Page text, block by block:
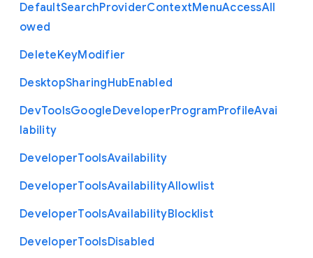
DefaultSearchProviderContextMenuAccessAll
owed
DeleteKeyModifier
DesktopSharingHubEnabled
DevToolsGoogleDeveloperProgramProfileAvai
lability
DeveloperToolsAvailability
DeveloperToolsAvailabilityAllowlist
DeveloperToolsAvailabilityBlocklist
DeveloperToolsDisabled